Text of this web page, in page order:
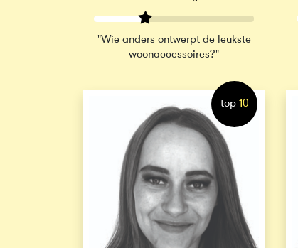
"Wie anders ontwerpt de leukste
woonaccessoires?"
top 10